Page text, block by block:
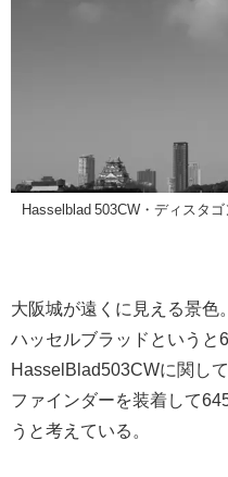
Hasselblad 503CW・ディスタ
大阪城が遠くに見える景色。
ハッセルブラッドというと
HasselBlad503CWに関し
ファインダーを装着して
うと考えている。